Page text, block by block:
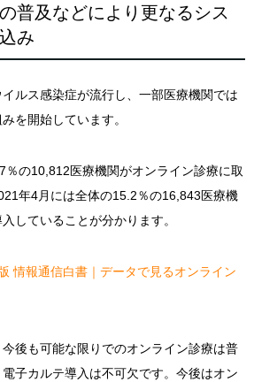
普及などにより更なるシス
み
ルス感染症が流行し、一部医療機関では
を開始しています。
％の10,812医療機関がオンライン診療に取
年4月には全体の15.2％の16,843医療機
していることが分かります。
情報通信白書｜データで見るオンライン
後も可能な限りでのオンライン診療は普
子カルテ導入は不可欠です。今後はオン